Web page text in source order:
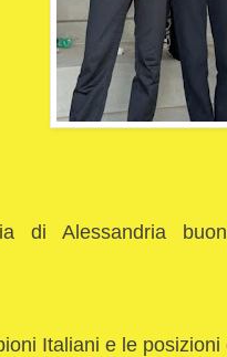
di Alessandria
Italiani e le